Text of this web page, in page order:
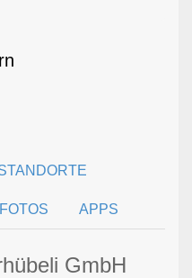
FOTOS APPS
GmbH